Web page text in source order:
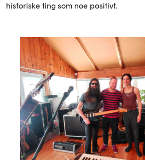
historiske ting som noe positivt.